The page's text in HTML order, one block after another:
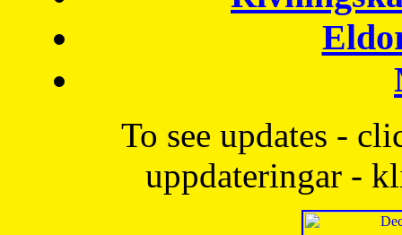
To see updates -
uppdateringar -